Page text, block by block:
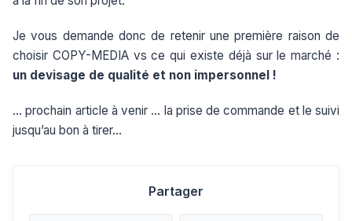
Je vous demande donc de retenir une première raison de
choisir COPY-MEDIA vs ce qui existe déjà sur le marché :
un devisage de qualité et non impersonnel !
… prochain article à venir … la prise de commande et le suivi
jusqu’au bon à tirer…
Partager